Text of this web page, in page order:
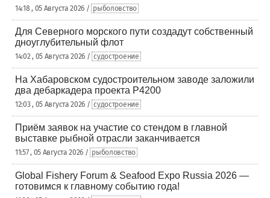
14:18 , 05 Августа 2026 / рыболовство
Для Северного морского пути создадут собственный
дноуглубительный флот
14:02 , 05 Августа 2026 / судостроение
На Хабаровском судостроительном заводе заложили
два дебаркадера проекта Р4200
12:03 , 05 Августа 2026 / судостроение
Приём заявок на участие со стендом в главной
выставке рыбной отрасли заканчивается
11:57 , 05 Августа 2026 / рыболовство
Global Fishery Forum & Seafood Expo Russia 2026 —
готовимся к главному событию года!